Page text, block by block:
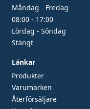
Måndag - Fredag
08:00 - 17:00
Lördag - Söndag
Stängt
Länkar
Produkter
Varumärken
Återförsäljare